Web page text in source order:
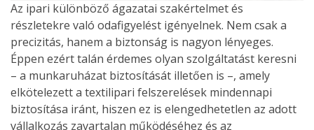
Az ipari különböző ágazatai szakértelmet és
részletekre való odafigyelést igényelnek. Nem csak a
precizitás, hanem a biztonság is nagyon lényeges.
Éppen ezért talán érdemes olyan szolgáltatást keresni
– a munkaruházat biztosítását illetően is –, amely
elkötelezett a textilipari felszerelések mindennapi
biztosítása iránt, hiszen ez is elengedhetetlen az adott
vállalkozás zavartalan működéséhez és az